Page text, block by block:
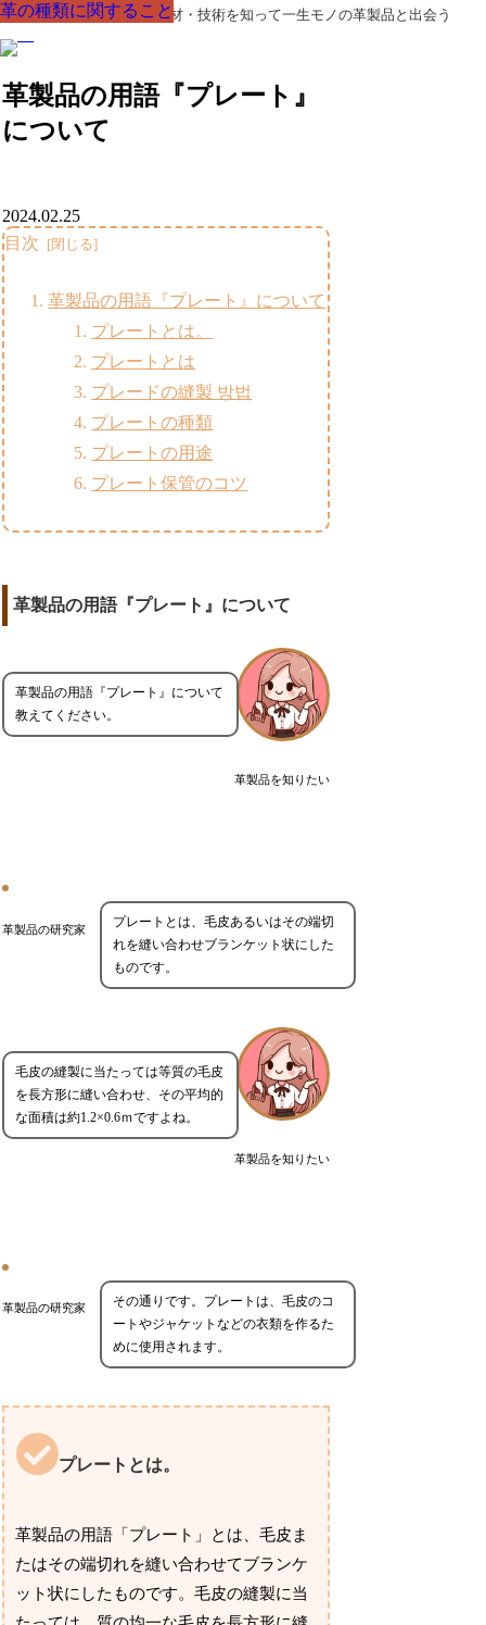
革製品の部品の呼び名・素材・技術を知って一生モノの革製品と出会う
革製品の用語『プレート』
について
革の種類に関すること
2024.02.25
目次
革製品の用語『プレート』について
プレートとは。
プレートとは
プレードの縫製 방법
プレートの種類
プレートの用途
プレート保管のコツ
革製品の用語『プレート』について
革製品を知りたい
革製品の用語『プレート』について
教えてください。
革製品の研究家
プレートとは、毛皮あるいはその端切
れを縫い合わせブランケット状にした
ものです。
革製品を知りたい
毛皮の縫製に当たっては等質の毛皮
を長方形に縫い合わせ、その平均的
な面積は約1.2×0.6ｍですよね。
革製品の研究家
その通りです。プレートは、毛皮のコ
ートやジャケットなどの衣類を作るた
めに使用されます。
プレートとは。
革製品の用語「プレート」とは、毛皮ま
たはその端切れを縫い合わせてブランケ
ット状にしたものです。毛皮の縫製に当
革の種類に関すること
革の種類に関すること
革の種類に関すること
革の種類に関すること
革の種類に関すること
革の種類に関すること